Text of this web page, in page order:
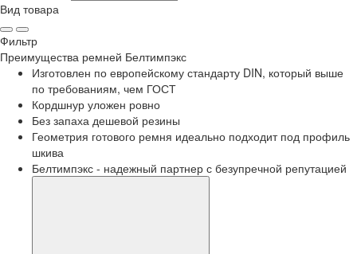
Вид товара
Фильтр
Преимущества ремней Белтимпэкс
Изготовлен по европейскому стандарту DIN, который выше
по требованиям, чем ГОСТ
Кордшнур уложен ровно
Без запаха дешевой резины
Геометрия готового ремня идеально подходит под профиль
шкива
Белтимпэкс - надежный партнер с безупречной репутацией